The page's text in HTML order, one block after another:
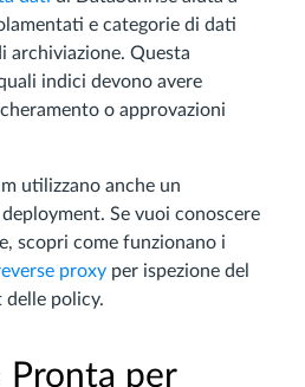
e categorie di dati
archiviazione. Questa
indici devono avere
o approvazioni
utilizzano anche un
Se vuoi conoscere
scopri come funzionano i
proxy per ispezione del
policy.
Pronta per